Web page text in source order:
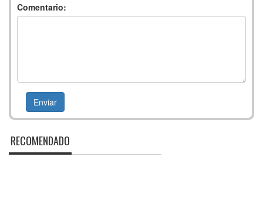
Comentario:
RECOMENDADO